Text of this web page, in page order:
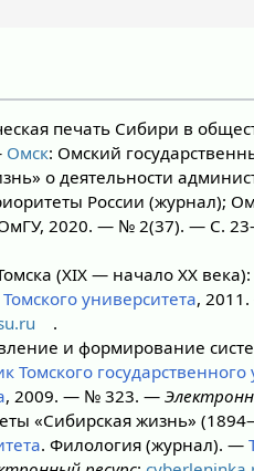
печать Сибири в
Омск: Омский
о деятельности
России (журнал);
ОмГУ, 2020. — № 2(37). — С.
(XIX — начало XX
Томского университета,
.
и формирование
Томского государственного
, 2009. — № 323. —
«Сибирская жизнь»
. Филология (журнал). —